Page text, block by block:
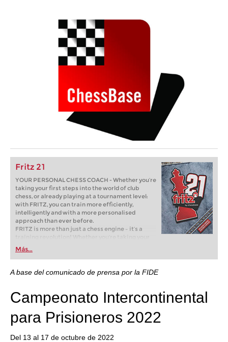
Fritz 21
YOUR PERSONAL CHESS COACH - Whether you’re
taking your first steps into the world of club
chess, or already playing at a tournament level:
with FRITZ, you can train more efficiently,
intelligently and with a more personalised
approach than ever before.
FRITZ is more than just a chess engine – it’s a
training revolution! Whether you’re taking your
first steps into the world of club chess, or already
playing at a tournament level: with FRITZ, you can
train more efficiently, intelligently and with a
more personalised approach than ever before.
Más...
A base del comunicado de prensa por la FIDE
Campeonato Intercontinental
para Prisioneros 2022
Del 13 al 17 de octubre de 2022